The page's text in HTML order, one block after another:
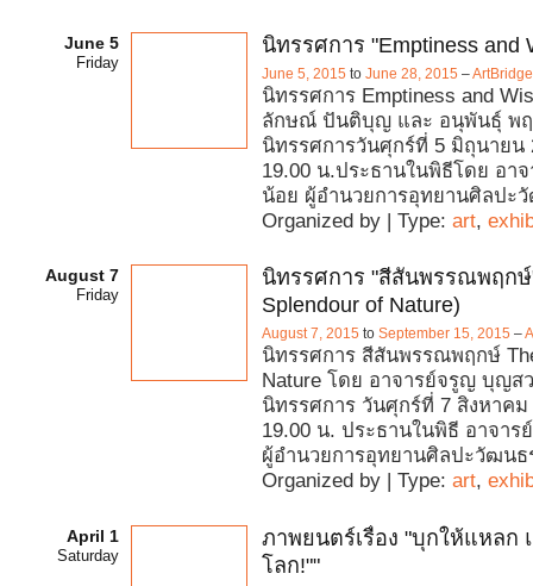
June 5
Friday
นิทรรศการ "Emptiness and
June 5, 2015 to June 28, 2015 –
นิทรรศการ Emptiness and
ลักษณ์ ปันติบุญ และ อนุพันธุ์ พ
นิทรรศการวันศุกร์ที่ 5 มิถุนายน
19.00 น.ประธานในพิธีโดย อา
น้อย ผู้อำนวยการอุทยานศิลปะ
Organized by | Type: art,
August 7
Friday
นิทรรศการ "สีสันพรรณพฤกษ์
Splendour of Nature)
August 7, 2015 to September 15, 2015 –
นิทรรศการ สีสันพรรณพฤกษ์
Nature โดย อาจารย์จรูญ บุญส
นิทรรศการ วันศุกร์ที่ 7 สิงหาคม
19.00 น. ประธานในพิธี อาจาร
ผู้อำนวยการอุทยานศิลปะวัฒน
Organized by | Type: art,
April 1
Saturday
ภาพยนตร์เรื่อง "บุกให้แหลก
โลก!""